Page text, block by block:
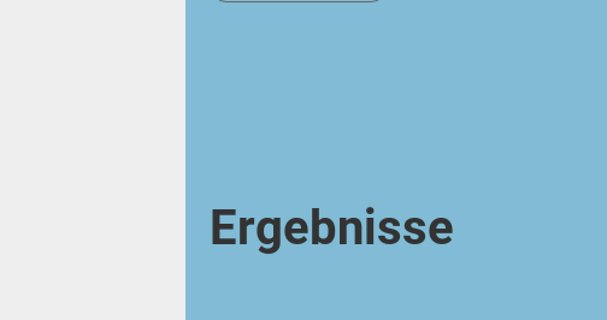
Ergebnisse